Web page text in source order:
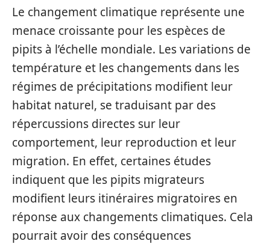
Le changement climatique représente une
menace croissante pour les espèces de
pipits à l’échelle mondiale. Les variations de
température et les changements dans les
régimes de précipitations modifient leur
habitat naturel, se traduisant par des
répercussions directes sur leur
comportement, leur reproduction et leur
migration. En effet, certaines études
indiquent que les pipits migrateurs
modifient leurs itinéraires migratoires en
réponse aux changements climatiques. Cela
pourrait avoir des conséquences